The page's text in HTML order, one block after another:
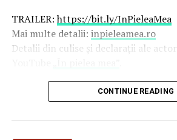
TRAILER:https://bit.ly/InPieleaMea
Mai multe detalii: inpieleamea.ro
Detalii din culise și declarații ale
Reprezentativă pentru modul în care
tinerilor se raportează la relațiile de
pielea mea” îi reunește în distribuție
CONTINUE READING